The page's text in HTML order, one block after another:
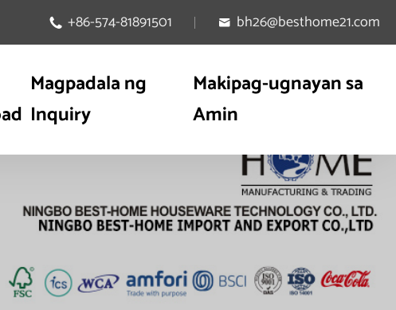
 +86-574-81891501  bh26@besthome21.com
Magpadala ng
Inquiry
Makipag-ugnayan sa
Amin